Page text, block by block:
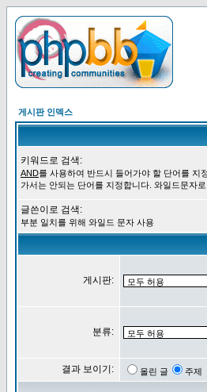
게시판 인덱스
키워드로 검색:
AND를 사용하여 반드시 들어가야 할 단어를 지
가서는 안되는 단어를 지정합니다. 와일드문자
글쓴이로 검색:
부분 일치를 위해 와일드 문자 사용
게시판:
분류:
결과 보이기: 올린 글 주제